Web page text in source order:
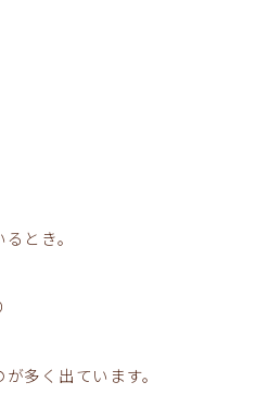
とき。
多く出ています。